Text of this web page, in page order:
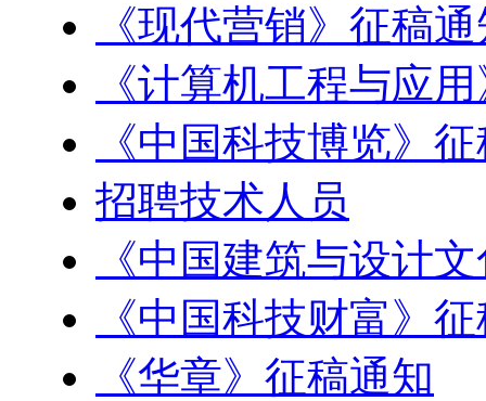
《现代营销》征稿
《计算机工程与应
《中国科技博览》
招聘技术人员
《中国建筑与设计
《中国科技财富》
《华章》征稿通知